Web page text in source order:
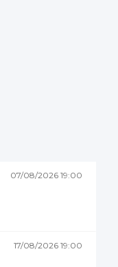
07/08/2026 19:00
17/08/2026 19:00